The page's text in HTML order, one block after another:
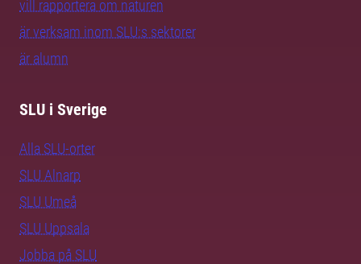
vill rapportera om naturen
är verksam inom SLU:s sektorer
är alumn
SLU i Sverige
Alla SLU-orter
SLU Alnarp
SLU Umeå
SLU Uppsala
Jobba på SLU